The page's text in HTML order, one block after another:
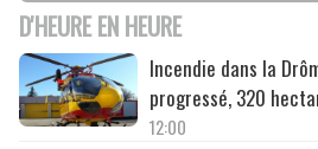
D'HEURE EN HEURE
Incendie dans la
progressé, 320
12:00